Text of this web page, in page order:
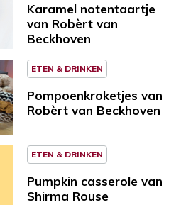
Karamel notentaartje
van Robèrt van
Beckhoven
ETEN & DRINKEN
Pompoenkroketjes van
Robèrt van Beckhoven
ETEN & DRINKEN
Pumpkin casserole van
Shirma Rouse